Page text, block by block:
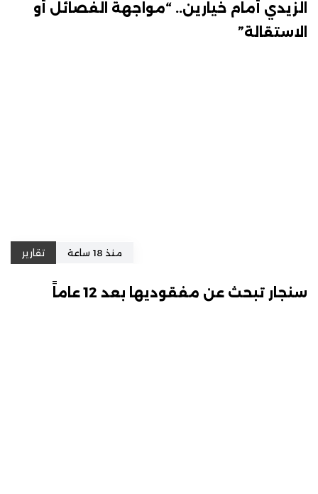
الزيدي أمام خيارين.. “مواجهة الفصائل أو
الاستقالة”
منذ 18 ساعة تقارير
سنجار تبحث عن مفقوديها بعد 12 عاماً